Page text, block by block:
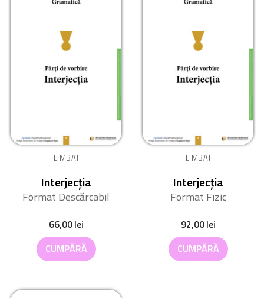
LIMBAJ
Interjecția
Format Descărcabil
66,00lei
CUMPĂRĂ
LIMBAJ
Interjecția
Format Fizic
92,00lei
CUMPĂRĂ